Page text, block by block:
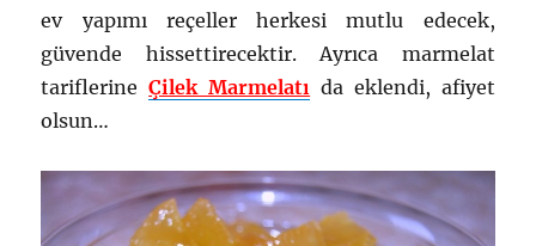
ev yapımı reçeller herkesi mutlu edecek,
güvende hissettirecektir. Ayrıca marmelat
tariflerineÇilek Marmelatı da eklendi, afiyet
olsun…